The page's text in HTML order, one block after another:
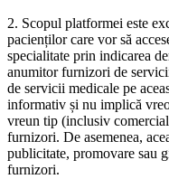
2. Scopul platformei este
pacienților care vor să
specialitate prin indicarea
anumitor furnizori de
de servicii medicale pe
informativ și nu implică
vreun tip (inclusiv
furnizori. De asemenea,
publicitate, promovare sau
furnizori.